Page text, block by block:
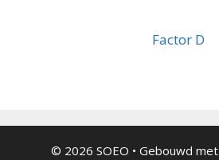
Factor D
© 2026 SOEO • Gebouwd met